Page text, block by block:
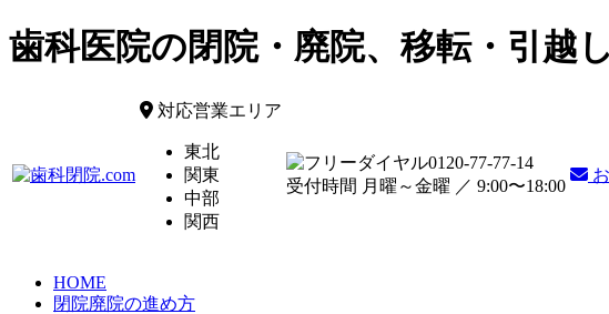
歯科医院の閉院・廃院、移転・引越
対応営業エリア
東北
関東
中部
関西
0120-77-77-14
受付時間 月曜～金曜 ／ 9:00〜18:00
HOME
閉院廃院の進め方